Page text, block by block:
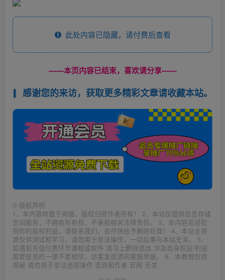
此处内容已隐藏，请付费后查看
------本页内容已结束，喜欢请分享------
感谢您的来访，获取更多精彩文章请收藏本站。
© 版权声明
1、本内容转载于网络，版权归原作者所有！ 2、本站仅提供信息存储
空间服务，不拥有所有权，不承担相关法律责任。 3、本内容若侵犯
到你的版权利益，请联系我们，会尽快给予删除处理！ 4、本站全资
源仅供测试和学习，请勿用于非法操作，一切后果与本站无关。 5、
如遇到充值付费环节课程或软件 请马上删除退出 涉及自身权益/利益
需要投资的一律不要相信，访客发现请向客服举报。 6、本教程仅供
揭秘 请勿用于非法违规操作 否则和作者 官网 无关